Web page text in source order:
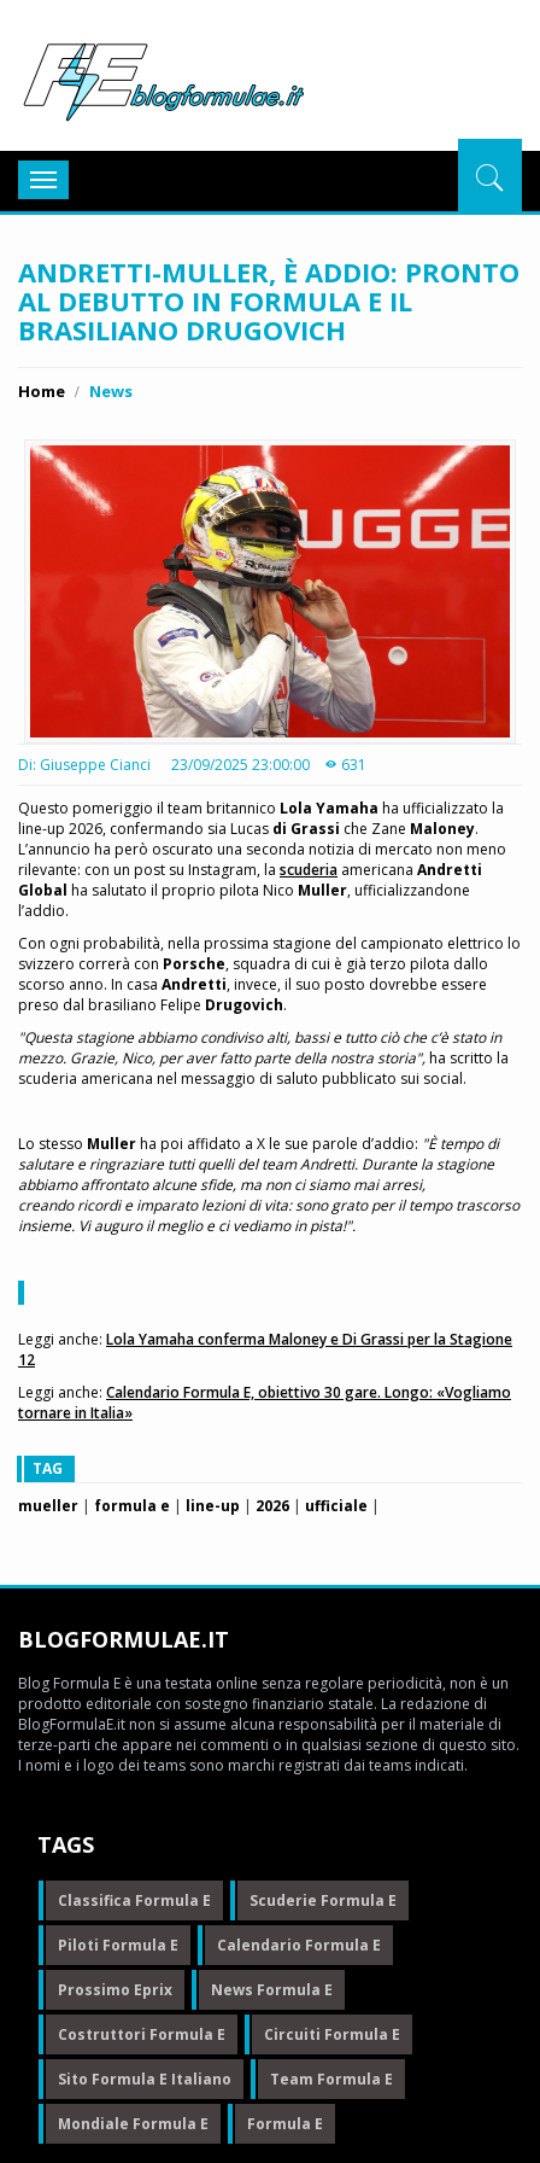
Toggle
navigation
ANDRETTI-MULLER, È ADDIO: PRONTO
AL DEBUTTO IN FORMULA E IL
BRASILIANO DRUGOVICH
Home News
Di: Giuseppe Cianci 23/09/2025 23:00:00 631
Questo pomeriggio il team britannico Lola Yamaha ha ufficializzato la
line-up 2026, confermando sia Lucas di Grassi che Zane Maloney.
L’annuncio ha però oscurato una seconda notizia di mercato non meno
rilevante: con un post su Instagram, la scuderia americana Andretti
Global ha salutato il proprio pilota Nico Muller, ufficializzandone
l’addio.
Con ogni probabilità, nella prossima stagione del campionato elettrico lo
svizzero correrà con Porsche, squadra di cui è già terzo pilota dallo
scorso anno. In casa Andretti, invece, il suo posto dovrebbe essere
preso dal brasiliano Felipe Drugovich.
"Questa stagione abbiamo condiviso alti, bassi e tutto ciò che c’è stato in
mezzo. Grazie, Nico, per aver fatto parte della nostra storia",ha scritto la
scuderia americana nel messaggio di saluto pubblicato sui social.
Lo stesso Mullerha poi affidato a X le sue parole d’addio: "È tempo di
salutare e ringraziare tutti quelli del team Andretti. Durante la stagione
abbiamo affrontato alcune sfide, ma non ci siamo mai arresi,
creando ricordi e imparato lezioni di vita: sono grato per il tempo trascorso
insieme. Vi auguro il meglio e ci vediamo in pista!".
Leggi anche: Lola Yamaha conferma Maloney e Di Grassi per la Stagione
12
Leggi anche: Calendario Formula E, obiettivo 30 gare. Longo: «Vogliamo
tornare in Italia»
TAG
mueller | formula e | line-up | 2026 | ufficiale |
BLOGFORMULAE.IT
Blog Formula E è una testata online senza regolare periodicità, non è un
prodotto editoriale con sostegno finanziario statale. La redazione di
BlogFormulaE.it non si assume alcuna responsabilità per il materiale di
terze-parti che appare nei commenti o in qualsiasi sezione di questo sito.
I nomi e i logo dei teams sono marchi registrati dai teams indicati.
TAGS
Classifica Formula E Scuderie Formula E
Piloti Formula E Calendario Formula E
Prossimo Eprix News Formula E
Costruttori Formula E Circuiti Formula E
Sito Formula E Italiano Team Formula E
Mondiale Formula E Formula E